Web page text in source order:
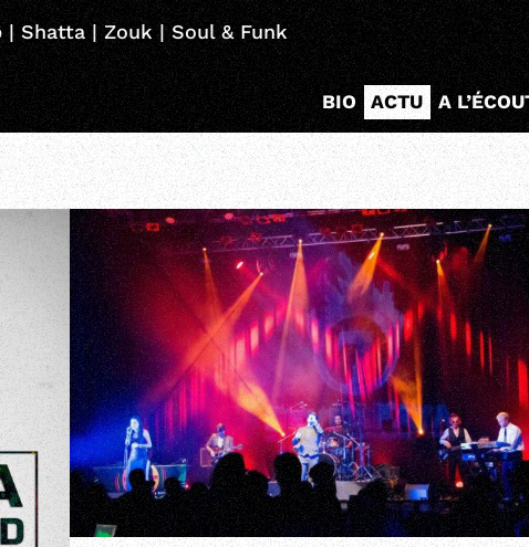
| Shatta | Zouk | Soul & Funk
BIO ACTU A